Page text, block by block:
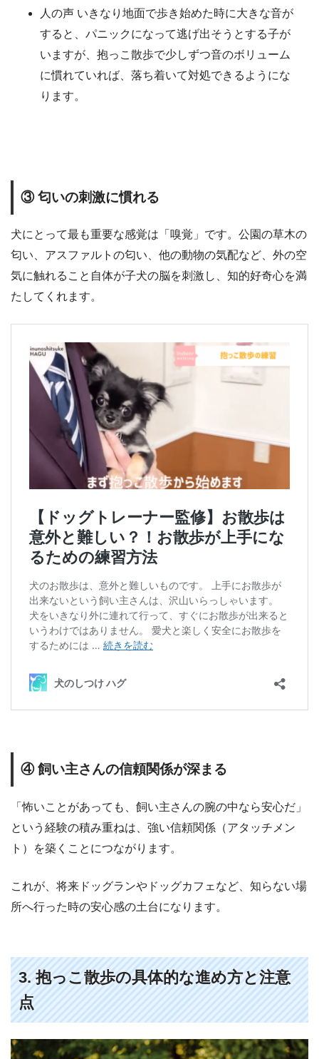
人の声 いきなり地面で歩き始めた時に大きな音が
すると、パニックになって逃げ出そうとする子が
いますが、抱っこ散歩で少しずつ音のボリューム
に慣れていれば、落ち着いて対処できるようにな
ります。
③ 匂いの刺激に慣れる
犬にとって最も重要な感覚は「嗅覚」です。公園の草木の
匂い、アスファルトの匂い、他の動物の気配など、外の空
気に触れること自体が子犬の脳を刺激し、知的好奇心を満
たしてくれます。
④ 飼い主さんの信頼関係が深まる
「怖いことがあっても、飼い主さんの腕の中なら安心だ」
という経験の積み重ねは、強い信頼関係（アタッチメン
ト）を築くことにつながります。
これが、将来ドッグランやドッグカフェなど、知らない場
所へ行った時の安心感の土台になります。
3. 抱っこ散歩の具体的な進め方と注意
点